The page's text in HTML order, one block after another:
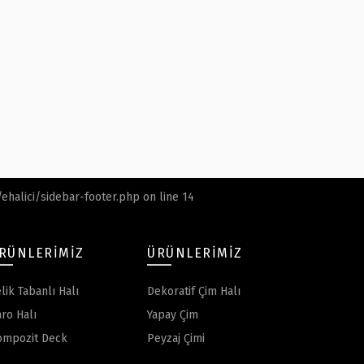
sidebar-footer.php on line 14
Tabanlı Halı
Halı
Deck
ÜRÜNLERIMIZ
Dekoratif Çim Halı
Yapay Çim
Peyzaj Çimi